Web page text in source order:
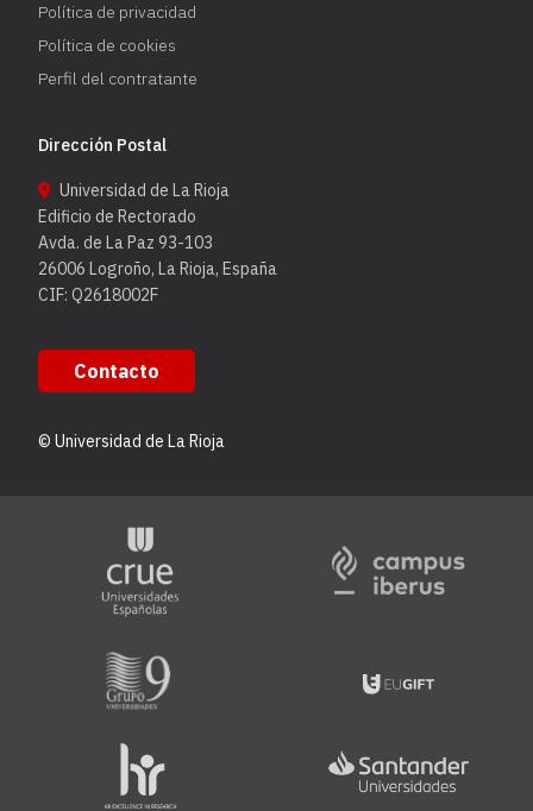
Política de privacidad
Política de cookies
Perfil del contratante
Dirección Postal
Universidad de La Rioja
Edificio de Rectorado
Avda. de La Paz 93-103
26006 Logroño, La Rioja, España
CIF: Q2618002F
Contacto
© Universidad de La Rioja